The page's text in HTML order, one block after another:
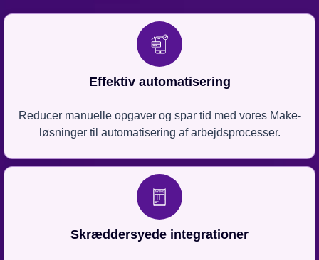
Effektiv automatisering
Reducer manuelle opgaver og spar tid med vores Make-
løsninger til automatisering af arbejdsprocesser.
Skræddersyede integrationer